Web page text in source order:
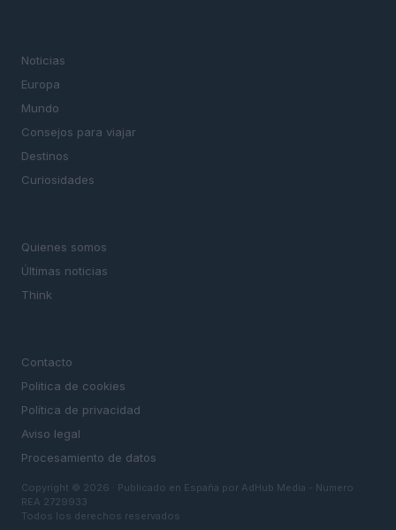
Noticias
Europa
Mundo
Consejos para viajar
Destinos
Curiosidades
Quienes somos
Últimas noticias
Think
Contacto
Politica de cookies
Política de privacidad
Aviso legal
Procesamiento de datos
Copyright © 2026 · Publicado en España por AdHub Media - Numero
REA 2729933
Todos los derechos reservados